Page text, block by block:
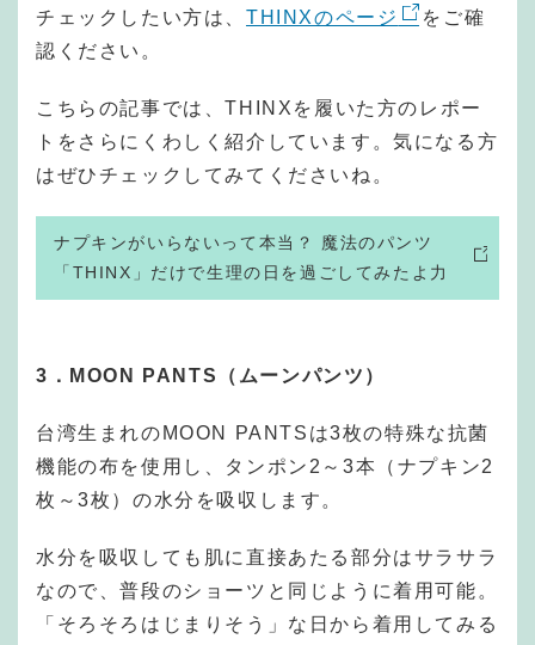
チェックしたい方は、 THINXのページ
をご確
認ください。
こちらの記事では、THINXを履いた方のレポー
トをさらにくわしく紹介しています。気になる方
はぜひチェックしてみてくださいね。
ナプキンがいらないって本当？ 魔法のパンツ
「THINX」だけで生理の日を過ごしてみたよ力
3．MOON PANTS（ムーンパンツ）
台湾生まれのMOON PANTSは3枚の特殊な抗菌
機能の布を使用し、タンポン2～3本（ナプキン2
枚～3枚）の水分を吸収します。
水分を吸収しても肌に直接あたる部分はサラサラ
なので、普段のショーツと同じように着用可能。
「そろそろはじまりそう」な日から着用してみる